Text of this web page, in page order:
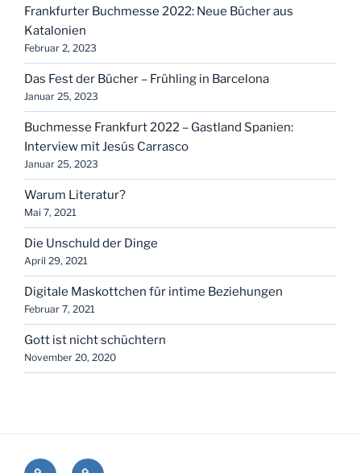
Frankfurter Buchmesse 2022: Neue Bücher aus
Katalonien
Februar 2, 2023
Das Fest der Bücher – Frühling in Barcelona
Januar 25, 2023
Buchmesse Frankfurt 2022 – Gastland Spanien:
Interview mit Jesús Carrasco
Januar 25, 2023
Warum Literatur?
Mai 7, 2021
Die Unschuld der Dinge
April 29, 2021
Digitale Maskottchen für intime Beziehungen
Februar 7, 2021
Gott ist nicht schüchtern
November 20, 2020
Kontakt Impressum